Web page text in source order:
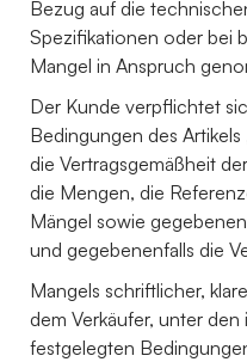
Bezug auf die
Spezifikationen oder bei
Mangel in Anspruch
Der Kunde verpflichtet
Bedingungen des Artikels
die Vertragsgemäßheit
die Mengen, die
Mängel sowie
und gegebenenfalls die
Mangels schriftlicher,
dem Verkäufer, unter
festgelegten